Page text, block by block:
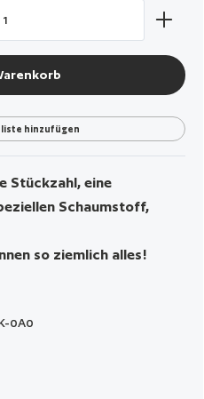
Wert ein oder
hinzufügen
Stückzahl, eine
Schaumstoff,
so ziemlich alles!
0A0